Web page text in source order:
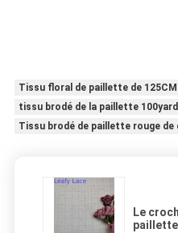
Tissu floral de paillette de 125CM
tissu brodé de la paillette
Tissu brodé de paillette rouge de
Le